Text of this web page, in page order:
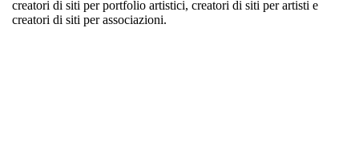
creatori di siti per portfolio artistici, creatori di siti per artisti e
creatori di siti per associazioni.